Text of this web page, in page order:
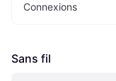
Connexions
Sans fil